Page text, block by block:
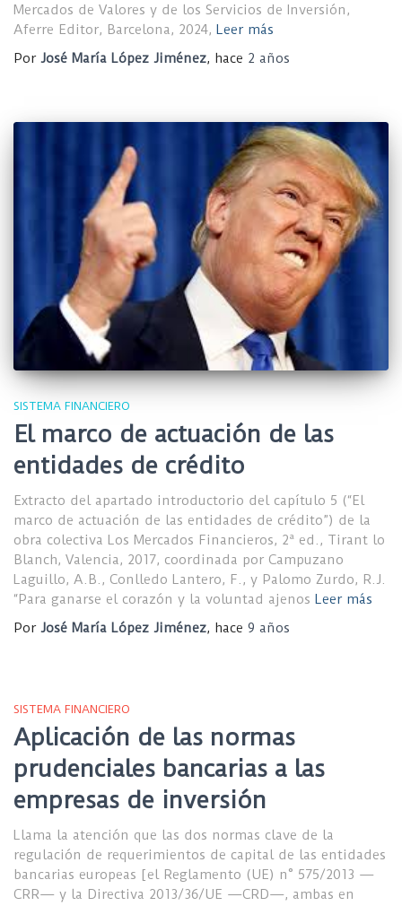
Mercados de Valores y de los Servicios de Inversión,
Aferre Editor, Barcelona, 2024, Leer más
Por José María López Jiménez, hace 2 años
SISTEMA FINANCIERO
El marco de actuación de las
entidades de crédito
Extracto del apartado introductorio del capítulo 5 (“El
marco de actuación de las entidades de crédito”) de la
obra colectiva Los Mercados Financieros, 2ª ed., Tirant lo
Blanch, Valencia, 2017, coordinada por Campuzano
Laguillo, A.B., Conlledo Lantero, F., y Palomo Zurdo, R.J.
“Para ganarse el corazón y la voluntad ajenos Leer más
Por José María López Jiménez, hace 9 años
SISTEMA FINANCIERO
Aplicación de las normas
prudenciales bancarias a las
empresas de inversión
Llama la atención que las dos normas clave de la
regulación de requerimientos de capital de las entidades
bancarias europeas [el Reglamento (UE) n° 575/2013 —
CRR— y la Directiva 2013/36/UE —CRD—, ambas en